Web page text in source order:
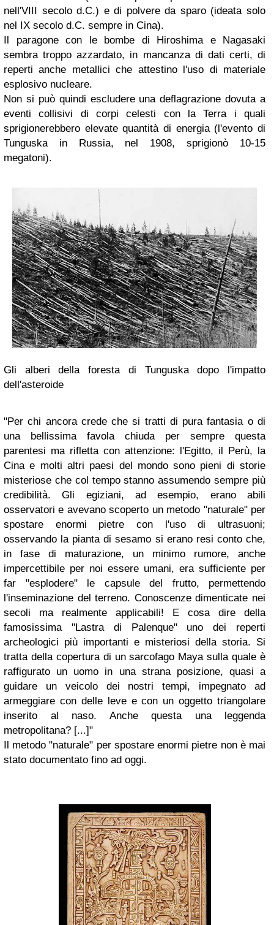
nell'VIII secolo d.C.) e di polvere da sparo (ideata solo
nel IX secolo d.C. sempre in Cina).
Il paragone con le bombe di Hiroshima e Nagasaki
sembra troppo azzardato, in mancanza di dati certi, di
reperti anche metallici che attestino l'uso di materiale
esplosivo nucleare.
Non si può quindi escludere una deflagrazione dovuta a
eventi collisivi di corpi celesti con la Terra i quali
sprigionerebbero elevate quantità di energia (l'evento di
Tunguska in Russia, nel 1908, sprigionò 10-15
megatoni).
Gli alberi della foresta di Tunguska dopo l'impatto
dell'asteroide
"Per chi ancora crede che si tratti di pura fantasia o di
una bellissima favola chiuda per sempre questa
parentesi ma rifletta con attenzione: l'Egitto, il Perù, la
Cina e molti altri paesi del mondo sono pieni di storie
misteriose che col tempo stanno assumendo sempre più
credibilità. Gli egiziani, ad esempio, erano abili
osservatori e avevano scoperto un metodo "naturale" per
spostare enormi pietre con l'uso di ultrasuoni;
osservando la pianta di sesamo si erano resi conto che,
in fase di maturazione, un minimo rumore, anche
impercettibile per noi essere umani, era sufficiente per
far "esplodere" le capsule del frutto, permettendo
l'inseminazione del terreno. Conoscenze dimenticate nei
secoli ma realmente applicabili! E cosa dire della
famosissima "Lastra di Palenque" uno dei reperti
archeologici più importanti e misteriosi della storia. Si
tratta della copertura di un sarcofago Maya sulla quale è
raffigurato un uomo in una strana posizione, quasi a
guidare un veicolo dei nostri tempi, impegnato ad
armeggiare con delle leve e con un oggetto triangolare
inserito al naso. Anche questa una leggenda
metropolitana? [...]"
Il metodo "naturale" per spostare enormi pietre non è mai
stato documentato fino ad oggi.